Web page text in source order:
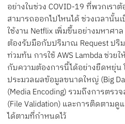
อย่างในช่วง COVID-19 ที่พวกเรา
สามารถออกไปไหนได้ ช่วงเวลานั้
ใช้งาน Netflix เพิ่มขึ้นอย่างมหาศา
ต้องรับมือกับปริมาณ Request ปริ
ท่วมท้น การใช้ AWS Lambda ช่วย
กับความต้องการนี้ได้อย่างยืดหยุ่น
ประมวลผลข้อมูลขนาดใหญ่ (Big
(Media Encoding) รวมถึงการตร
(File Validation) และการติดตาม
ได้ตามที่กำหนดไว้